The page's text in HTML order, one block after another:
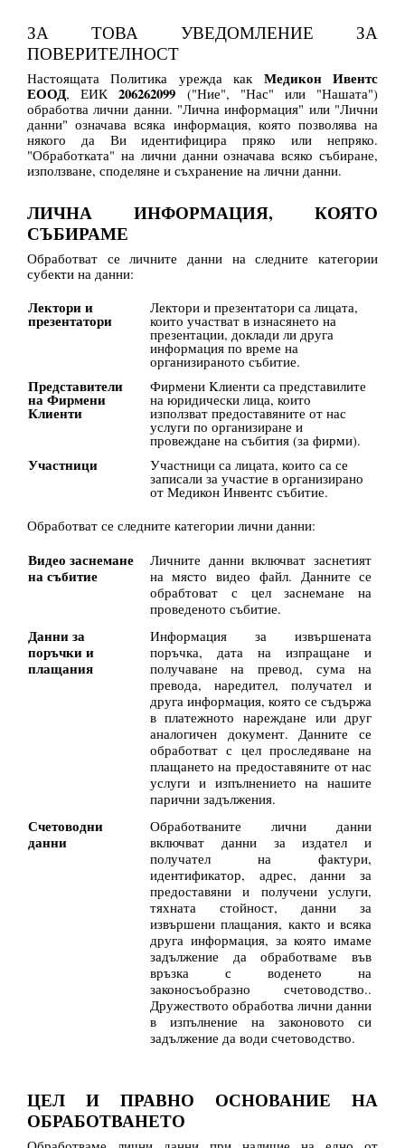
ЗА ТОВА УВЕДОМЛЕНИЕ ЗА
ПОВЕРИТЕЛНОСТ
Настоящата Политика урежда как Медикон Ивентс
ЕООД, ЕИК 206262099 ("Ние", "Нас" или "Нашата")
обработва лични данни. "Лична информация" или "Лични
данни" означава всяка информация, която позволява на
някого да Ви идентифицира пряко или непряко.
"Обработката" на лични данни означава всяко събиране,
използване, споделяне и съхранение на лични данни.
ЛИЧНА ИНФОРМАЦИЯ, КОЯТО
СЪБИРАМЕ
Обработват се личните данни на следните категории
субекти на данни:
Лектори и
презентатори
Лектори и презентатори са лицата,
които участват в изнасянето на
презентации, доклади ли друга
информация по време на
организираното събитие.
Представители
на Фирмени
Клиенти
Фирмени Kлиенти са представилите
на юридически лица, които
използват предоставяните от нас
услуги по организиране и
провеждане на събития (за фирми).
Участници Участници са лицата, които са се
записали за участие в организирано
от Медикон Инвентс събитие.
Обработват се следните категории лични данни:
Видео заснемане
на събитие
Личните данни включват заснетият
на място видео файл. Данните се
обрабтоват с цел заснемане на
проведеното събитие.
Данни за
поръчки и
плащания
Информация за извършената
поръчка, дата на изпращане и
получаване на превод, сума на
превода, наредител, получател и
друга информация, която се съдържа
в платежното нареждане или друг
аналогичен документ. Данните се
обработват с цел проследяване на
плащането на предоставяните от нас
услуги и изпълнението на нашите
парични задължения.
Счетоводни
данни
Обработваните лични данни
включват данни за издател и
получател на фактури,
идентификатор, адрес, данни за
предоставяни и получени услуги,
тяхната стойност, данни за
извършени плащания, както и всяка
друга информация, за която имаме
задължение да обработваме във
връзка с воденето на
законосъобразно счетоводство..
Дружеството обработва лични данни
в изпълнение на законовото си
задължение да води счетоводство.
ЦЕЛ И ПРАВНО ОСНОВАНИЕ НА
ОБРАБОТВАНЕТО